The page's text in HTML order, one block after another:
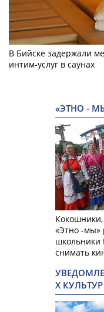
В Бийске задержали
интим-услуг в саунах
«ЭТНО -
«Этно -мы»
школьники
снимать
Х КУЛЬТУР